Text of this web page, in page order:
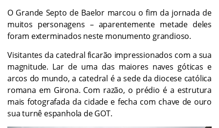
O Grande Septo de Baelor marcou o fim da jornada de
muitos personagens – aparentemente metade deles
foram exterminados neste monumento grandioso.
Visitantes da catedral ficarão impressionados com a sua
magnitude. Lar de uma das maiores naves góticas e
arcos do mundo, a catedral é a sede da diocese católica
romana em Girona. Com razão, o prédio é a estrutura
mais fotografada da cidade e fecha com chave de ouro
sua turnê espanhola de GOT.